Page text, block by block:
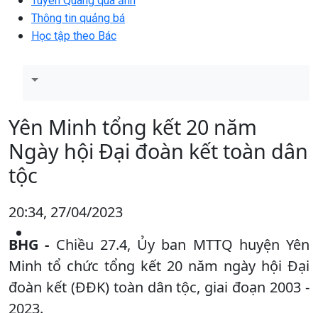
Thông tin quảng bá
Học tập theo Bác
Yên Minh tổng kết 20 năm
Ngày hội Đại đoàn kết toàn dân
tộc
20:34, 27/04/2023
BHG - Chiều 27.4, Ủy ban MTTQ huyện Yên
Minh tổ chức tổng kết 20 năm ngày hội Đại
đoàn kết (ĐĐK) toàn dân tộc, giai đoạn 2003 -
2023.